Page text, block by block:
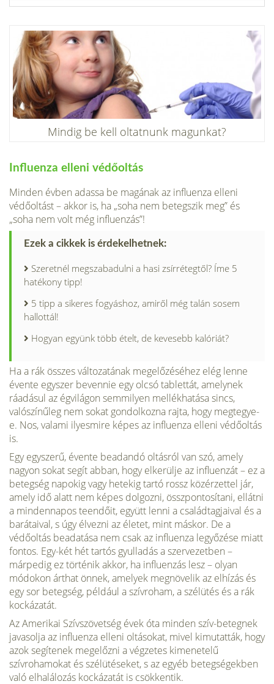
Mindig be kell oltatnunk magunkat?
Influenza elleni védőoltás
Minden évben adassa be magának az influenza elleni
védőoltást – akkor is, ha „soha nem betegszik meg” és
„soha nem volt még influenzás”!
Ezek a cikkek is érdekelhetnek:
Szeretnél megszabadulni a hasi zsírrétegtől? Íme 5
hatékony tipp!
5 tipp a sikeres fogyáshoz, amiről még talán sosem
hallottál!
Hogyan együnk több ételt, de kevesebb kalóriát?
Ha a rák összes változatának megelőzéséhez elég lenne
évente egyszer bevennie egy olcsó tablettát, amelynek
ráadásul az égvilágon semmilyen mellékhatása sincs,
valószínűleg nem sokat gondolkozna rajta, hogy megtegye-
e. Nos, valami ilyesmire képes az influenza elleni védőoltás
is.
Egy egyszerű, évente beadandó oltásról van szó, amely
nagyon sokat segít abban, hogy elkerülje az influenzát – ez a
betegség napokig vagy hetekig tartó rossz közérzettel jár,
amely idő alatt nem képes dolgozni, összpontosítani, ellátni
a mindennapos teendőit, együtt lenni a családtagjaival és a
barátaival, s úgy élvezni az életet, mint máskor. De a
védőoltás beadatása nem csak az influenza legyőzése miatt
fontos. Egy-két hét tartós gyulladás a szervezetben –
márpedig ez történik akkor, ha influenzás lesz – olyan
módokon árthat önnek, amelyek megnövelik az elhízás és
egy sor betegség, például a szívroham, a szélütés és a rák
kockázatát.
Az Amerikai Szívszövetség évek óta minden szív-betegnek
javasolja az influenza elleni oltásokat, mivel kimutatták, hogy
azok segítenek megelőzni a végzetes kimenetelű
szívrohamokat és szélütéseket, s az egyéb betegségekben
való elhalálozás kockázatát is csökkentik.